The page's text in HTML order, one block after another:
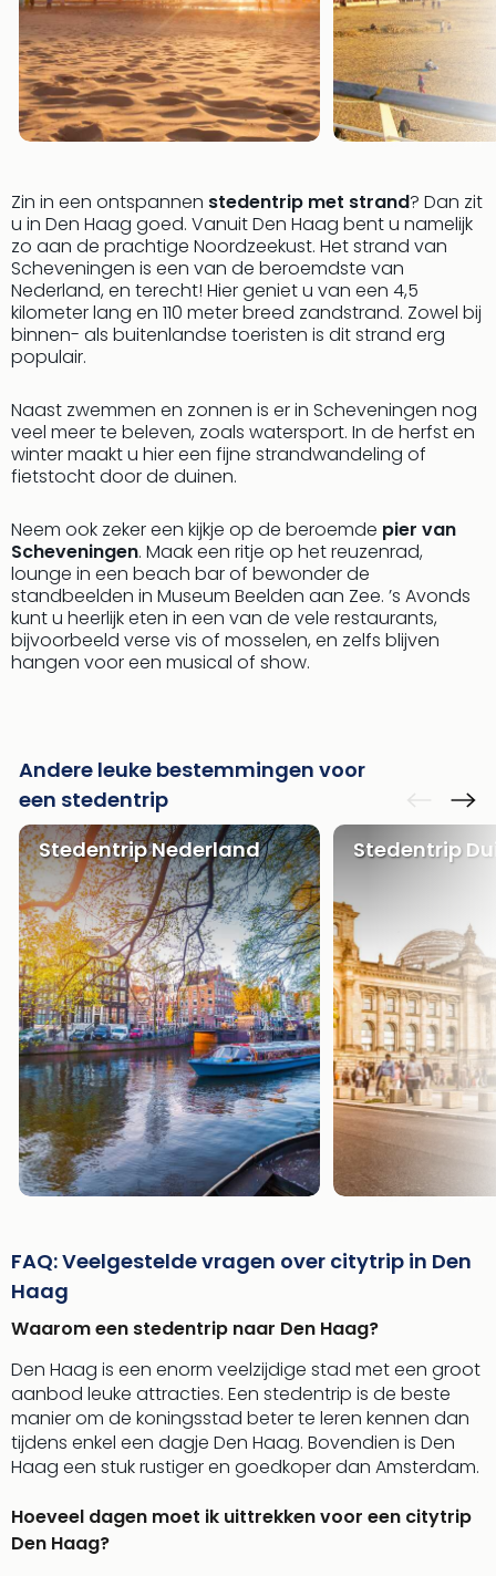
Zin in een ontspannen stedentrip met strand? Dan zit
u in Den Haag goed. Vanuit Den Haag bent u namelijk
zo aan de prachtige Noordzeekust. Het strand van
Scheveningen is een van de beroemdste van
Nederland, en terecht! Hier geniet u van een 4,5
kilometer lang en 110 meter breed zandstrand. Zowel bij
binnen- als buitenlandse toeristen is dit strand erg
populair.
Naast zwemmen en zonnen is er in Scheveningen nog
veel meer te beleven, zoals watersport. In de herfst en
winter maakt u hier een fijne strandwandeling of
fietstocht door de duinen.
Neem ook zeker een kijkje op de beroemde pier van
Scheveningen. Maak een ritje op het reuzenrad,
lounge in een beach bar of bewonder de
standbeelden in Museum Beelden aan Zee. ’s Avonds
kunt u heerlijk eten in een van de vele restaurants,
bijvoorbeeld verse vis of mosselen, en zelfs blijven
hangen voor een musical of show.
Andere leuke bestemmingen voor
een stedentrip
Stedentrip Nederland
Stedentrip
FAQ: Veelgestelde vragen over citytrip in Den
Haag
Waarom een stedentrip naar Den Haag?
Den Haag is een enorm veelzijdige stad met een groot
aanbod leuke attracties. Een stedentrip is de beste
manier om de koningsstad beter te leren kennen dan
tijdens enkel een dagje Den Haag. Bovendien is Den
Haag een stuk rustiger en goedkoper dan Amsterdam.
Hoeveel dagen moet ik uittrekken voor een citytrip
Den Haag?